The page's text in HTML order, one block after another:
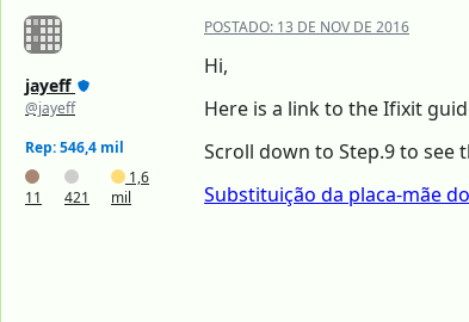
jayeff
@jayeff
Rep: 546,4 mil
11 421
1,6
mil
POSTADO: 13 DE NOV DE 2016
Hi,
Here is a link to the Ifixit
Scroll down to Step.9 to see
Substituição da placa-mãe